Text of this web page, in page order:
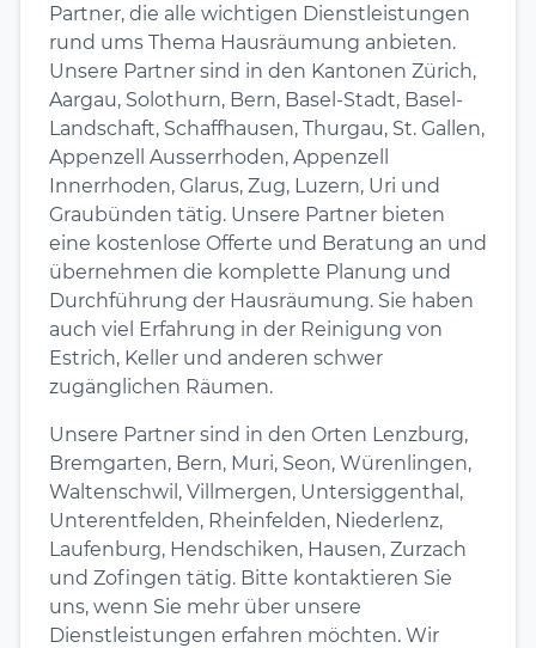
Partner, die alle wichtigen Dienstleistungen
rund ums Thema Hausräumung anbieten.
Unsere Partner sind in den Kantonen Zürich,
Aargau, Solothurn, Bern, Basel-Stadt, Basel-
Landschaft, Schaffhausen, Thurgau, St. Gallen,
Appenzell Ausserrhoden, Appenzell
Innerrhoden, Glarus, Zug, Luzern, Uri und
Graubünden tätig. Unsere Partner bieten
eine kostenlose Offerte und Beratung an und
übernehmen die komplette Planung und
Durchführung der Hausräumung. Sie haben
auch viel Erfahrung in der Reinigung von
Estrich, Keller und anderen schwer
zugänglichen Räumen.
Unsere Partner sind in den Orten Lenzburg,
Bremgarten, Bern, Muri, Seon, Würenlingen,
Waltenschwil, Villmergen, Untersiggenthal,
Unterentfelden, Rheinfelden, Niederlenz,
Laufenburg, Hendschiken, Hausen, Zurzach
und Zofingen tätig. Bitte kontaktieren Sie
uns, wenn Sie mehr über unsere
Dienstleistungen erfahren möchten. Wir